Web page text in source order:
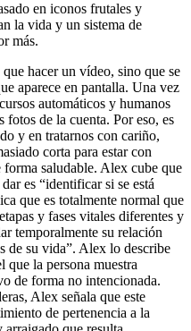
en iconos frutales y
la vida y un sistema de
más.
hacer un vídeo, sino que se
aparece en pantalla. Una vez
automáticos y humanos
de la cuenta. Por eso, es
y en tratarnos con cariño,
corta para estar con
forma saludable. Alex cube que
es “identificar si se está
que es totalmente normal que
y fases vitales diferentes y
temporalmente su relación
de su vida”. Alex lo describe
que la persona muestra
de forma no intencionada.
Alex señala que este
de pertenencia a la